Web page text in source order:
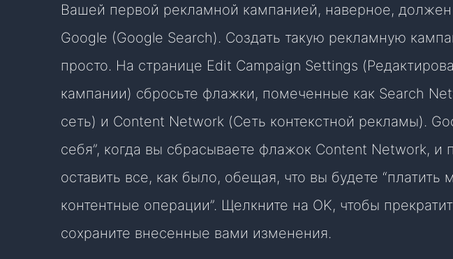
Вашей первой рекламной кампанией, наверное, должен
Google (Google Search). Создать такую рекламную
просто. На странице Edit Campaign Settings
кампании) сбросьте флажки, помеченные как Search
сеть) и Content Network (Сеть контекстной рекламы).
себя”, когда вы сбрасываете флажок Content Network, и
оставить все, как было, обещая, что вы будете “платить
контентные операции”. Щелкните на OK, чтобы
сохраните внесенные вами изменения.